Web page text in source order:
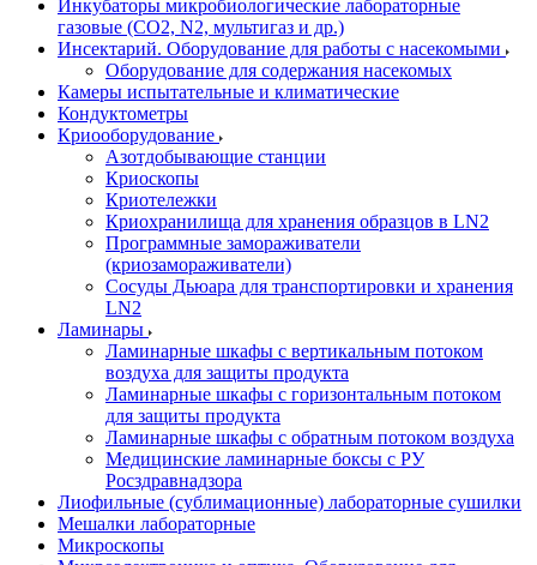
Инкубаторы микробиологические лабораторные
газовые (CO2, N2, мультигаз и др.)
Инсектарий. Оборудование для работы с насекомыми
Оборудование для содержания насекомых
Камеры испытательные и климатические
Кондуктометры
Криооборудование
Азотдобывающие станции
Криоскопы
Криотележки
Криохранилища для хранения образцов в LN2
Программные замораживатели
(криозамораживатели)
Сосуды Дьюара для транспортировки и хранения
LN2
Ламинары
Ламинарные шкафы с вертикальным потоком
воздуха для защиты продукта
Ламинарные шкафы с горизонтальным потоком
для защиты продукта
Ламинарные шкафы с обратным потоком воздуха
Медицинские ламинарные боксы с РУ
Росздравнадзора
Лиофильные (сублимационные) лабораторные сушилки
Мешалки лабораторные
Микроскопы